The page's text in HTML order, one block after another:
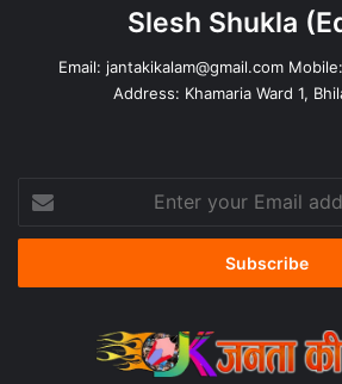
Slesh Shukla
Email: jantakikalam@gmail.com
Address: Khamaria Ward 1,
your
Email